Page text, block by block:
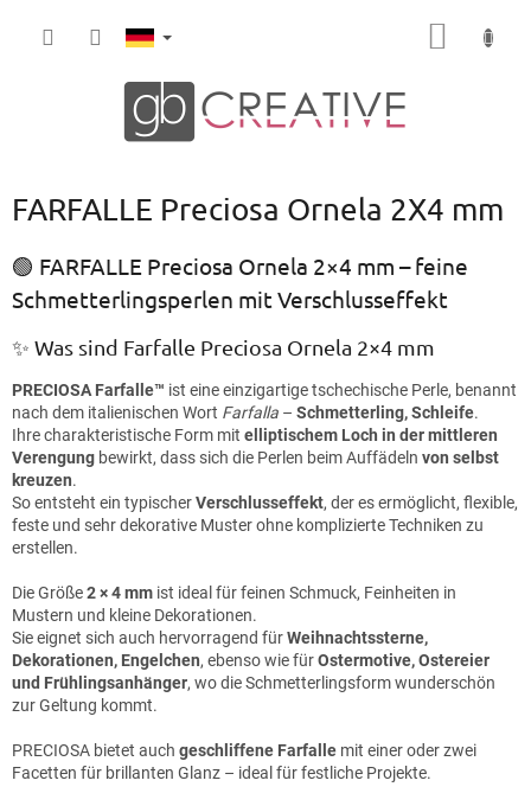
FARFALLE Preciosa Ornela 2X4 mm
🟢 FARFALLE Preciosa Ornela 2×4 mm – feine
Schmetterlingsperlen mit Verschlusseffekt
✨ Was sind Farfalle Preciosa Ornela 2×4 mm
PRECIOSA Farfalle™ ist eine einzigartige tschechische Perle, benannt
nach dem italienischen Wort Farfalla – Schmetterling, Schleife.
Ihre charakteristische Form mit elliptischem Loch in der mittleren
Verengung bewirkt, dass sich die Perlen beim Auffädeln von selbst
kreuzen.
So entsteht ein typischerVerschlusseffekt, der es ermöglicht, flexible,
feste und sehr dekorative Muster ohne komplizierte Techniken zu
erstellen.
Die Größe2 × 4 mm ist ideal für feinen Schmuck, Feinheiten in
Mustern und kleine Dekorationen.
Sie eignet sich auch hervorragend fürWeihnachtssterne,
Dekorationen, Engelchen, ebenso wie fürOstermotive, Ostereier
und Frühlingsanhänger, wo die Schmetterlingsform wunderschön
zur Geltung kommt.
PRECIOSA bietet auch geschliffene Farfalle mit einer oder zwei
Facetten für brillanten Glanz – ideal für festliche Projekte.